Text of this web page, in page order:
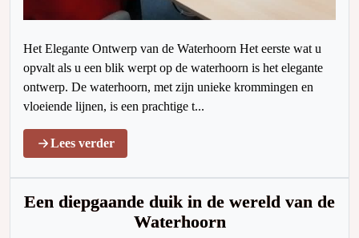
Het Elegante Ontwerp van de Waterhoorn Het eerste wat u
opvalt als u een blik werpt op de waterhoorn is het elegante
ontwerp. De waterhoorn, met zijn unieke krommingen en
vloeiende lijnen, is een prachtige t...
Lees verder
Een diepgaande duik in de wereld van de
Waterhoorn